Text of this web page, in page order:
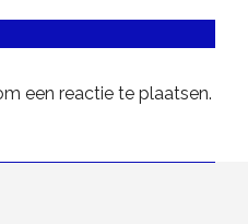
een reactie te plaatsen.